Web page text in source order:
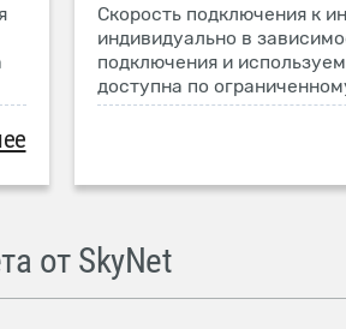
Скорость подключения к
индивидуально в
подключения и
доступна по
от SkyNet